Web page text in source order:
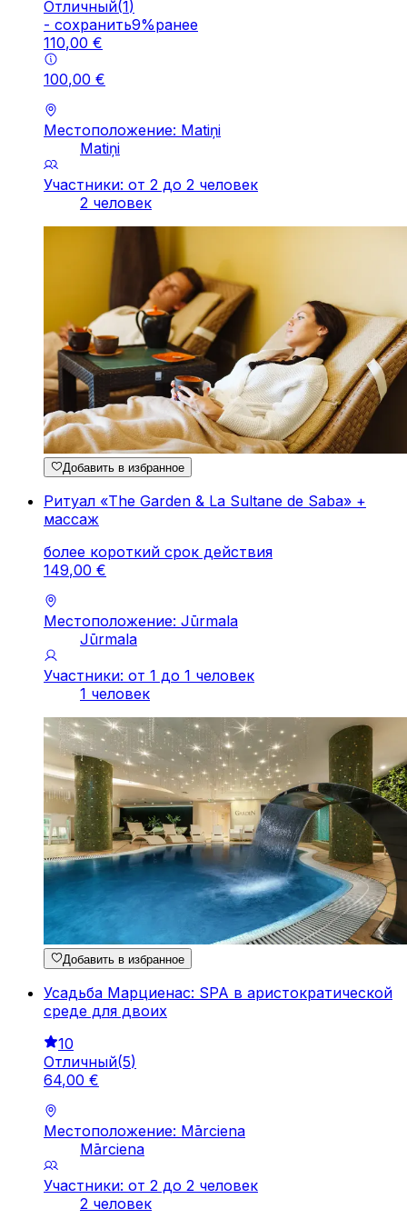
Отличный(1)
- cохранить9%ранее
110,00 €
100,00 €
Местоположение: Matiņi
Matiņi
Участники: от 2 до 2 человек
2 человек
Добавить в избранное
Ритуал «The Garden & La Sultane de Saba» +
массаж
более короткий срок действия
149,00 €
Местоположение: Jūrmala
Jūrmala
Участники: от 1 до 1 человек
1 человек
Добавить в избранное
Усадьба Марциенас: SPA в аристократической
среде для двоих
10
Отличный(5)
64,00 €
Местоположение: Mārciena
Mārciena
Участники: от 2 до 2 человек
2 человек